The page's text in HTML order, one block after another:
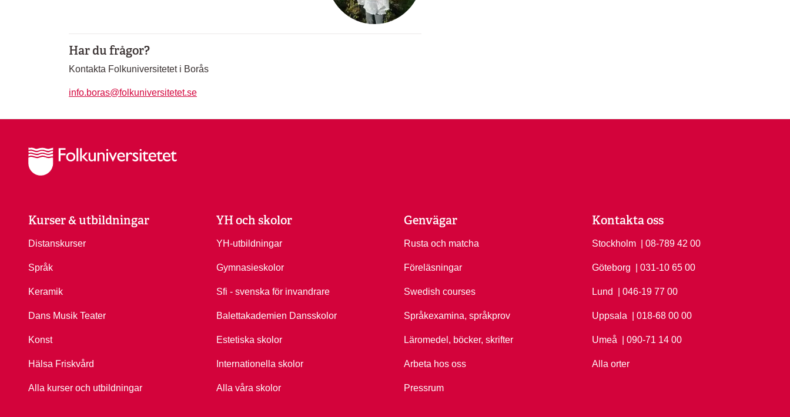
Har du frågor?
Kontakta Folkuniversitetet i Borås
info.boras@folkuniversitetet.se
Kurser & utbildningar
Distanskurser
Språk
Keramik
Dans Musik Teater
Konst
Hälsa Friskvård
Alla kurser och utbildningar
YH och skolor
YH-utbildningar
Gymnasieskolor
Sfi - svenska för invandrare
Balettakademien Dansskolor
Estetiska skolor
Internationella skolor
Alla våra skolor
Genvägar
Rusta och matcha
Föreläsningar
Swedish courses
Språkexamina, språkprov
Läromedel, böcker, skrifter
Arbeta hos oss
Pressrum
Kontakta oss
Stockholm Ring Stockholm på
| 08-789 42 00
Göteborg Ring Göteborg på
| 031-10 65 00
Lund Ring Lund på
| 046-19 77 00
Uppsala Ring Uppsala på
| 018-68 00 00
Umeå Ring Umeå på
| 090-71 14 00
Alla orter